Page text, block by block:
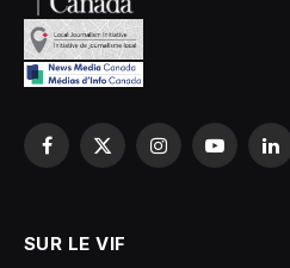
Facebook
X
InstagramYouTube
SUR LE VIF